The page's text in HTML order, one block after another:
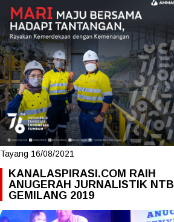
Tayang 16/08/2021
KANALASPIRASI.COM RAIH
ANUGERAH JURNALISTIK NTB
GEMILANG 2019